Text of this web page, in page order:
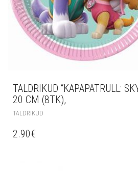
TALDRIKUD “KÄPAPATRULL:
20 CM (8TK),
TALDRIKUD
2.90€